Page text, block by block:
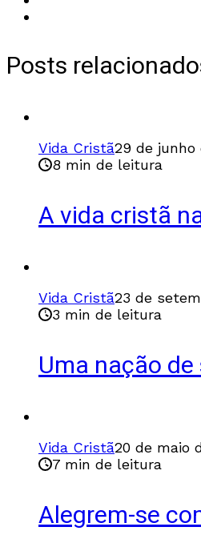
Posts
Vida Cristã29 de junho
8 min de leitura
A vida cristã
Vida Cristã23 de
3 min de leitura
Uma nação
Vida Cristã20 de maio
7 min de leitura
Alegrem-se